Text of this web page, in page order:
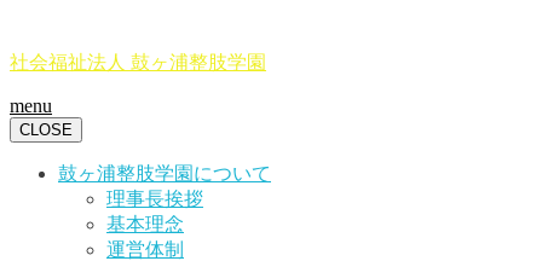
社会福祉法人 鼓ヶ浦整肢学園
menu
CLOSE
鼓ヶ浦整肢学園について
理事長挨拶
基本理念
運営体制